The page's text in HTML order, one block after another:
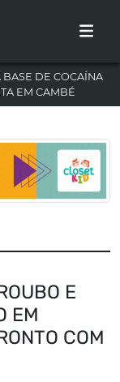
BASE DE COCAÍNA
EM CAMBÉ
E
EM
COM